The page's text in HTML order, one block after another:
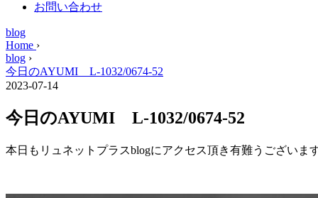
お問い合わせ
blog
Home ›
blog ›
今日のAYUMI L-1032/0674-52
2023-07-14
今日のAYUMI L-1032/0674-52
本日もリュネットプラスblogにアクセス頂き有難うございま